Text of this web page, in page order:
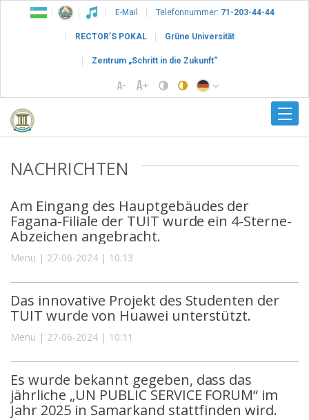
E-Mail Telefonnummer: 71-203-44-44
RECTOR’S POKAL Grüne Universität
Zentrum „Schritt in die Zukunft“
NACHRICHTEN
Am Eingang des Hauptgebäudes der
Fagana-Filiale der TUIT wurde ein 4-Sterne-
Abzeichen angebracht.
Menu | 27-06-2024 | 10:13
Das innovative Projekt des Studenten der
TUIT wurde von Huawei unterstützt.
Menu | 27-06-2024 | 10:11
Es wurde bekannt gegeben, dass das
jährliche „UN PUBLIC SERVICE FORUM“ im
Jahr 2025 in Samarkand stattfinden wird.